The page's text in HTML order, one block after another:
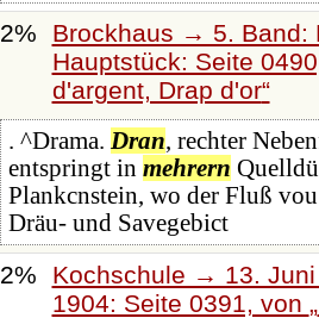
2%
Brockhaus → 5. Band:
Hauptstück: Seite
d'argent, Drap d'or
. ^Drama. Dran, rechter
entspringt in mehrern
Plankcnstein, wo der Fluß
Dräu- und Savegebict
2%
Kochschule → 13.
1904: Seite 0391, von